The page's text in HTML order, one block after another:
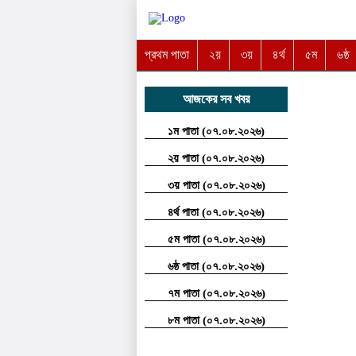
প্রথম পাতা ২য় ৩য় ৪র্থ ৫ম ৬ষ্ঠ
আজকের সব খবর
১ম পাতা (০৭.০৮.২০২৬)
২য় পাতা (০৭.০৮.২০২৬)
৩য় পাতা (০৭.০৮.২০২৬)
৪র্থ পাতা (০৭.০৮.২০২৬)
৫ম পাতা (০৭.০৮.২০২৬)
৬ষ্ঠ পাতা (০৭.০৮.২০২৬)
৭ম পাতা (০৭.০৮.২০২৬)
৮ম পাতা (০৭.০৮.২০২৬)